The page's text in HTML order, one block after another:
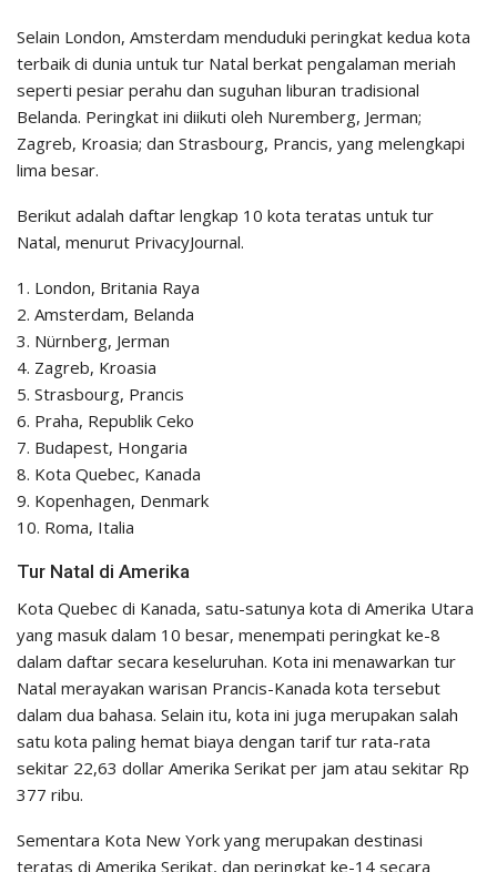
Selain London, Amsterdam menduduki peringkat kedua kota
terbaik di dunia untuk tur Natal berkat pengalaman meriah
seperti pesiar perahu dan suguhan liburan tradisional
Belanda. Peringkat ini diikuti oleh Nuremberg, Jerman;
Zagreb, Kroasia; dan Strasbourg, Prancis, yang melengkapi
lima besar.
Berikut adalah daftar lengkap 10 kota teratas untuk tur
Natal, menurut PrivacyJournal.
1. London, Britania Raya
2. Amsterdam, Belanda
3. Nürnberg, Jerman
4. Zagreb, Kroasia
5. Strasbourg, Prancis
6. Praha, Republik Ceko
7. Budapest, Hongaria
8. Kota Quebec, Kanada
9. Kopenhagen, Denmark
10. Roma, Italia
Tur Natal di Amerika
Kota Quebec di Kanada, satu-satunya kota di Amerika Utara
yang masuk dalam 10 besar, menempati peringkat ke-8
dalam daftar secara keseluruhan. Kota ini menawarkan tur
Natal merayakan warisan Prancis-Kanada kota tersebut
dalam dua bahasa. Selain itu, kota ini juga merupakan salah
satu kota paling hemat biaya dengan tarif tur rata-rata
sekitar 22,63 dollar Amerika Serikat per jam atau sekitar Rp
377 ribu.
Sementara Kota New York yang merupakan destinasi
teratas di Amerika Serikat, dan peringkat ke-14 secara